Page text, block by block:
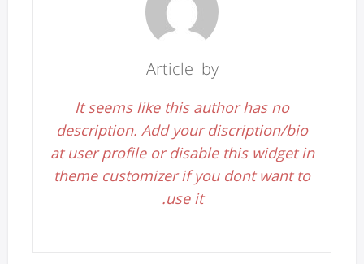
Article by
It seems like this author has no
description. Add your discription/bio
at user profile or disable this widget in
theme customizer if you dont want to
use it.